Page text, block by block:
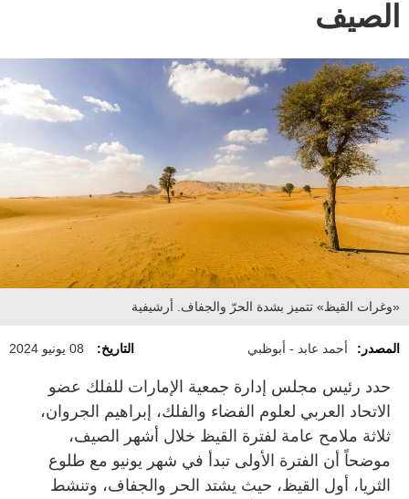
الصيف
«وغرات القيظ» تتميز بشدة الحرّ والجفاف. أرشيفية
المصدر: أحمد عابد - أبوظبي التاريخ: 08 يونيو 2024
حدد رئيس مجلس إدارة جمعية الإمارات للفلك عضو
الاتحاد العربي لعلوم الفضاء والفلك، إبراهيم الجروان،
ثلاثة ملامح عامة لفترة القيظ خلال أشهر الصيف،
موضحاً أن الفترة الأولى تبدأ في شهر يونيو مع طلوع
الثريا، أول القيظ، حيث يشتد الحر والجفاف، وتنشط